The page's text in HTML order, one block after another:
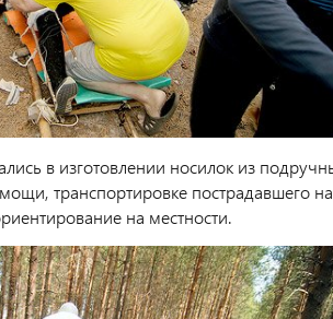
в изготовлении носилок из
транспортировке пострадавшего на
на местности.